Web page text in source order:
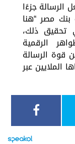
الرسالة جزءًا
مصر “هنا
ذلك،
الرقمية
2026، معبرةً عن قوة الرسالة
الملايين عبر